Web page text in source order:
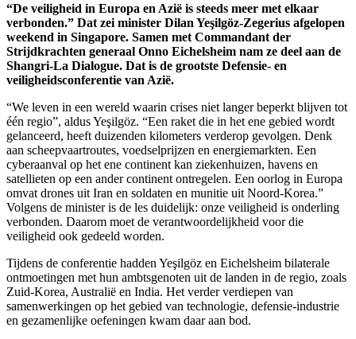
“De veiligheid in Europa en Azië is steeds meer met elkaar
verbonden.” Dat zei minister Dilan Yeşilgöz-Zegerius afgelopen
weekend in Singapore. Samen met Commandant der
Strijdkrachten generaal Onno Eichelsheim nam ze deel aan de
Shangri-La Dialogue. Dat is de grootste Defensie- en
veiligheidsconferentie van Azië.
“We leven in een wereld waarin crises niet langer beperkt blijven tot
één regio”, aldus Yeşilgöz. “Een raket die in het ene gebied wordt
gelanceerd, heeft duizenden kilometers verderop gevolgen. Denk
aan scheepvaartroutes, voedselprijzen en energiemarkten. Een
cyberaanval op het ene continent kan ziekenhuizen, havens en
satellieten op een ander continent ontregelen. Een oorlog in Europa
omvat drones uit Iran en soldaten en munitie uit Noord-Korea.”
Volgens de minister is de les duidelijk: onze veiligheid is onderling
verbonden. Daarom moet de verantwoordelijkheid voor die
veiligheid ook gedeeld worden.
Tijdens de conferentie hadden Yeşilgöz en Eichelsheim bilaterale
ontmoetingen met hun ambtsgenoten uit de landen in de regio, zoals
Zuid-Korea, Australië en India. Het verder verdiepen van
samenwerkingen op het gebied van technologie, defensie-industrie
en gezamenlijke oefeningen kwam daar aan bod.